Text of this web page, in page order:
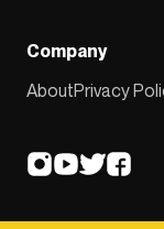
Company
AboutPrivacy